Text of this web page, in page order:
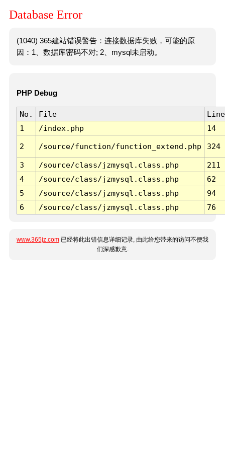
Database Error
(1040) 365建站错误警告：连接数据库失败，可能的原
因：1、数据库密码不对; 2、mysql未启动。
PHP Debug
No. File
Line
1
/index.php 14
2 /source/function/function_extend.php 324
3 /source/class/jzmysql.class.php
211
4
/source/class/jzmysql.class.php
62
5
/source/class/jzmysql.class.php
94
6
/source/class/jzmysql.class.php 76
www.365jz.com 已经将此出错信息详细记录, 由此给您带来的访问不便我
们深感歉意.